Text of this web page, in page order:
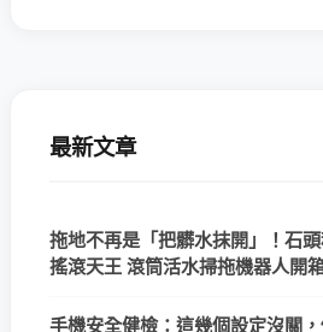
最新文章
拖地不再是「把髒水抹開」！石
搖滾天王 滾筒活水掃拖機器人開
手機安全健檢：這幾個設定沒關